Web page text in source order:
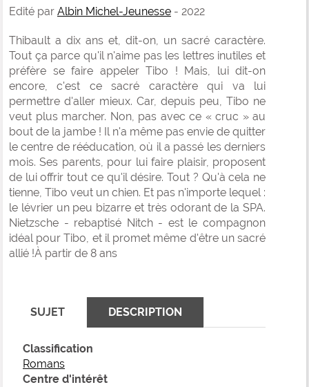
Edité par Albin Michel-Jeunesse - 2022
Thibault a dix ans et, dit-on, un sacré caractère.
Tout ça parce qu'il n'aime pas les lettres inutiles et
préfère se faire appeler Tibo ! Mais, lui dit-on
encore, c'est ce sacré caractère qui va lui
permettre d'aller mieux. Car, depuis peu, Tibo ne
veut plus marcher. Non, pas avec ce « cruc » au
bout de la jambe ! Il n'a même pas envie de quitter
le centre de rééducation, où il a passé les derniers
mois. Ses parents, pour lui faire plaisir, proposent
de lui offrir tout ce qu'il désire. Tout ? Qu'à cela ne
tienne, Tibo veut un chien. Et pas n'importe lequel :
le lévrier un peu bizarre et très odorant de la SPA.
Nietzsche - rebaptisé Nitch - est le compagnon
idéal pour Tibo, et il promet même d'être un sacré
allié !À partir de 8 ans
SUJET DESCRIPTION
Classification
Romans
Centre d'intérêt